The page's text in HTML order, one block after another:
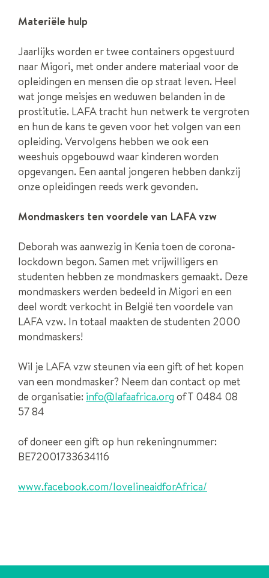
Materiële hulp
Jaarlijks worden er twee containers opgestuurd
naar Migori, met onder andere materiaal voor de
opleidingen en mensen die op straat leven. Heel
wat jonge meisjes en weduwen belanden in de
prostitutie. LAFA tracht hun netwerk te vergroten
en hun de kans te geven voor het volgen van een
opleiding. Vervolgens hebben we ook een
weeshuis opgebouwd waar kinderen worden
opgevangen. Een aantal jongeren hebben dankzij
onze opleidingen reeds werk gevonden.
Mondmaskers ten voordele van LAFA vzw
Deborah was aanwezig in Kenia toen de corona-
lockdown begon. Samen met vrijwilligers en
studenten hebben ze mondmaskers gemaakt. Deze
mondmaskers werden bedeeld in Migori en een
deel wordt verkocht in België ten voordele van
LAFA vzw. In totaal maakten de studenten 2000
mondmaskers!
Wil je LAFA vzw steunen via een gift of het kopen
van een mondmasker? Neem dan contact op met
de organisatie: info@lafaafrica.org of T 0484 08
57 84
of doneer een gift op hun rekeningnummer:
BE72001733634116
www.facebook.com/lovelineaidforAfrica/